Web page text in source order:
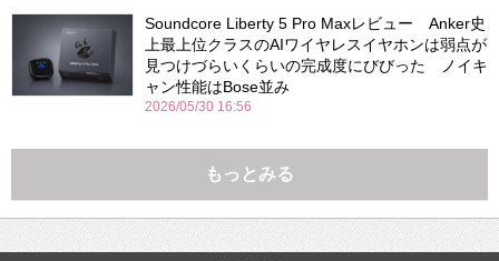
Soundcore Liberty 5 Pro Maxレビュー Anker史
上最上位クラスのAIワイヤレスイヤホンは弱点が
見つけづらいくらいの完成度にびびった ノイキ
ャン性能はBose並み
2026/05/30 16:56
もっとみる